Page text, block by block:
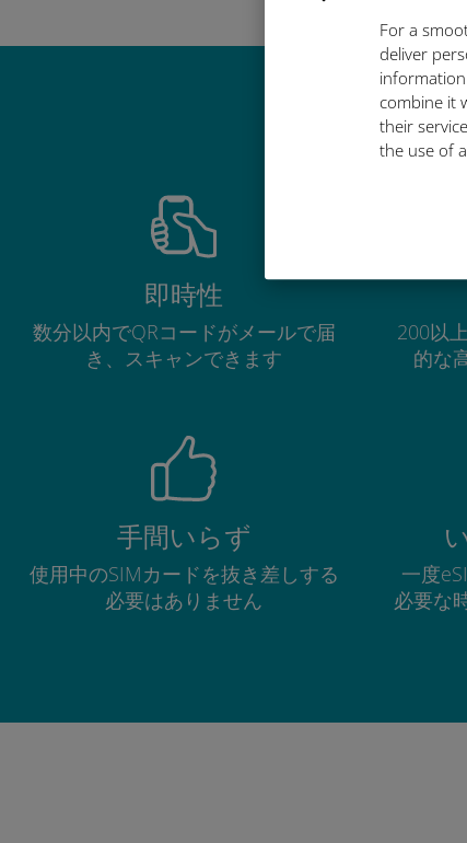
For a
deliver
combine it
their
the use of
即時性
数分以内でQRコードがメールで届
き、スキャンできます
200以
的な
手間いらず
使用中のSIMカードを抜き差しする
必要はありません
一度
必要な